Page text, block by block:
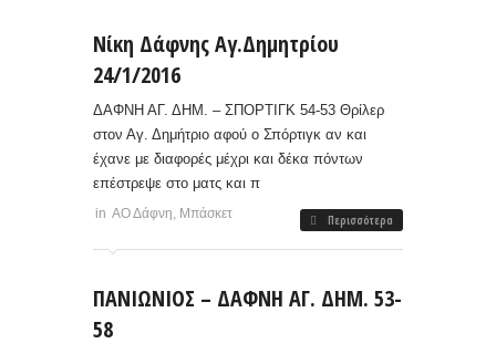
Νίκη Δάφνης Αγ.Δημητρίου
24/1/2016
ΔΑΦΝΗ ΑΓ. ΔΗΜ. – ΣΠΟΡΤΙΓΚ 54-53 Θρίλερ
στον Αγ. Δημήτριο αφού ο Σπόρτιγκ αν και
έχανε με διαφορές μέχρι και δέκα πόντων
επέστρεψε στο ματς και π
in ΑΟ Δάφνη Μπάσκετ Περισσότερα
ΠΑΝΙΩΝΙΟΣ – ΔΑΦΝΗ ΑΓ. ΔΗΜ. 53-
58